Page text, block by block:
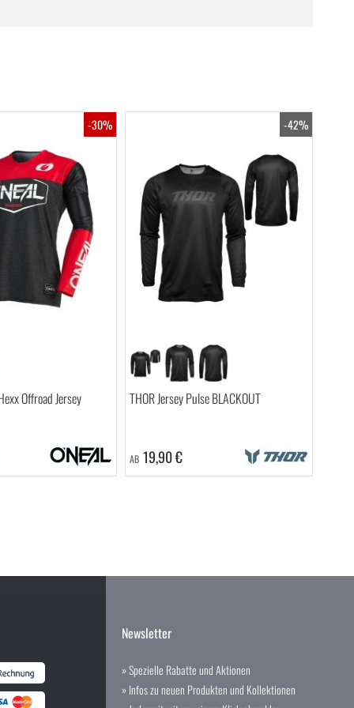
-30%
Offroad Jersey
-42%
THOR Jersey Pulse BLACKOUT
AB 19,90 €
Newsletter
» Spezielle Rabatte und Aktionen
» Infos zu neuen Produkten und Kollektionen